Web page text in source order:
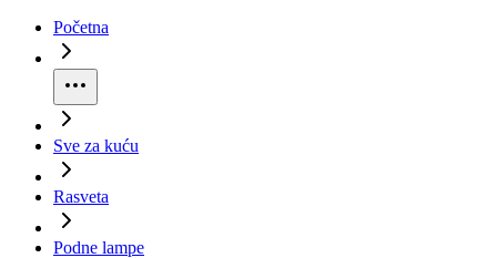
Početna
Sve za kuću
Rasveta
Podne lampe